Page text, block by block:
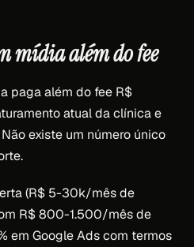
mídia além do fee
paga além do fee R$
atual da clínica e
existe um número único
(R$ 5-30k/mês de
R$ 800-1.500/mês de
em Google Ads com termos